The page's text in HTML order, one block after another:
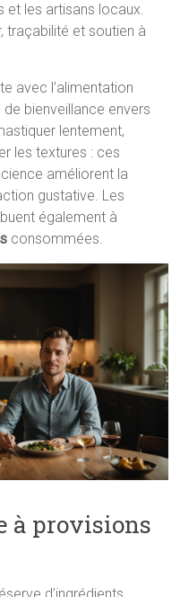
et les artisans locaux.
traçabilité et soutien à
avec l’alimentation
bienveillance envers
lentement,
les textures : ces
améliorent la
gustative. Les
également à
consommées.
à provisions